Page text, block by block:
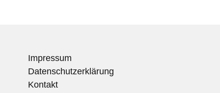
Impressum
Datenschutzerklärung
Kontakt